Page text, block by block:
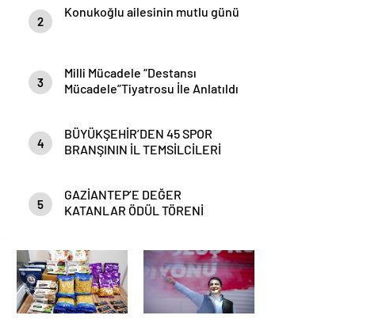
2
Konukoğlu ailesinin mutlu günü
3
Milli Mücadele “Destansı
Mücadele”Tiyatrosu İle Anlatıldı
4
BÜYÜKŞEHİR’DEN 45 SPOR
BRANŞININ İL TEMSİLCİLERİ
5
GAZİANTEP’E DEĞER
KATANLAR ÖDÜL TÖRENİ